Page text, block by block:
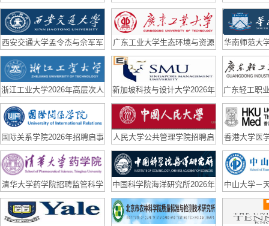
实验室（副）研究员招聘启事
西安交通大学孟令杰与佘军军
团队联合招聘博后
广东工业大学生态环境与资源
学院国家优青课题组诚聘博士
后
华南师范大
队长期招聘
浙江工业大学2026年高层次人
才招聘公告
新加坡科技与设计大学2026年
招聘
广东轻工职
高层次、急
国际关系学院2026年招聘启事
人民大学公共管理学院招聘启
事
香港大学医
队招
清华大学药学院招聘监管科学
方向科研助理、青年学者公告
中国科学院海洋研究所2026年
博士后招聘公告
中山大学－
聘博士后